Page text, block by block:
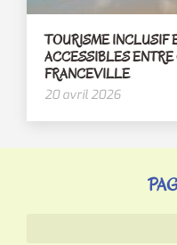
TOURISME INCLUSIF
ACCESSIBLES
FRANCEVILLE
20 avril 2026